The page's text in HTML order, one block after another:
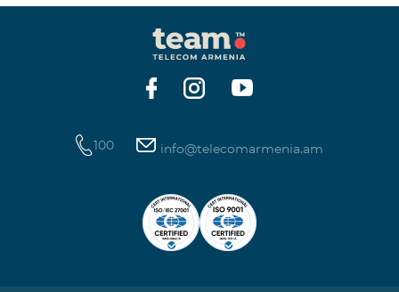
100 info@telecomarmenia.am